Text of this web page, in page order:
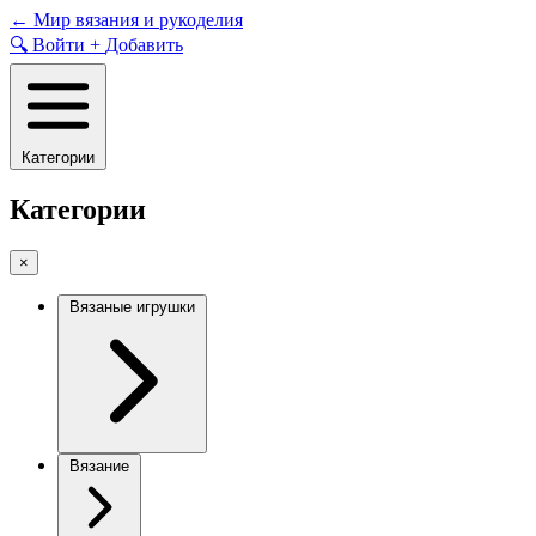
Skip
to
content
← Мир вязания и рукоделия
🔍 Войти + Добавить
Категории
Категории
×
Вязаные игрушки
Вязание